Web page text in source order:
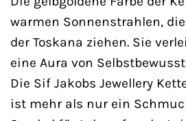
warmen Sonnenstrahlen,
der Toskana ziehen. Sie
eine Aura von
Die Sif Jakobs Jewellery
ist mehr als nur ein